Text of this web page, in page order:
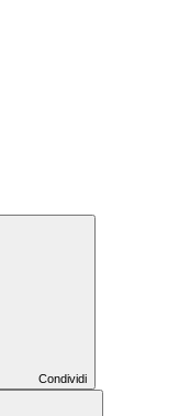
Condividi